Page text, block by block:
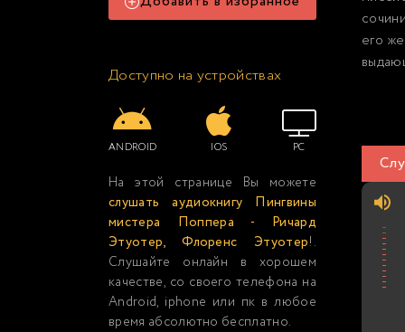
Доступно на устройствах
ANDROID IOS PC
На этой странице Вы можете
слушать аудиокнигу Пингвины
мистера Поппера - Ричард
Этуотер, Флоренс Этуотер!.
Слушайте онлайн в хорошем
качестве, со своего телефона на
Android, iphone или пк в любое
время абсолютно бесплатно.
его